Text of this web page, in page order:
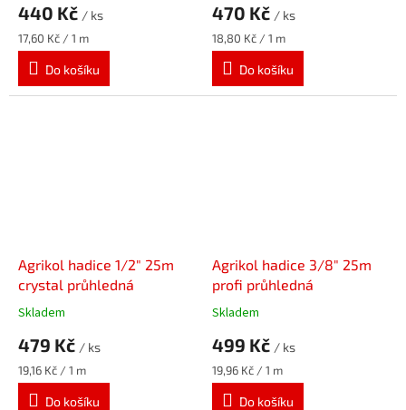
440 Kč / ks
Měrná
cena:
17,60 Kč / 1 m
Do košíku
470 Kč / ks
Měrná
cena:
18,80 Kč / 1 m
Do košíku
Agrikol hadice 1/2" 25m
crystal průhledná
Skladem
479 Kč / ks
Měrná
cena:
19,16 Kč / 1 m
Do košíku
Agrikol hadice 3/8" 25m
profi průhledná
Skladem
499 Kč / ks
Měrná
cena:
19,96 Kč / 1 m
Do košíku